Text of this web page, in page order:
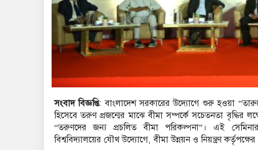
সংবাদ বিজ্ঞপ্তি: বাংলাদেশ সরকারের উদ্যোগে শুরু হওয়া
হিসেবে তরুণ প্রজন্মের মাঝে বীমা সম্পর্কে সচেতনতা বৃদ্ধির
“তরুণদের জন্য প্রচলিত বীমা পরিকল্পনা”। এই
বিশ্ববিদ্যালয়ের যৌথ উদ্যোগে, বীমা উন্নয়ন ও নিয়ন্ত্রণ